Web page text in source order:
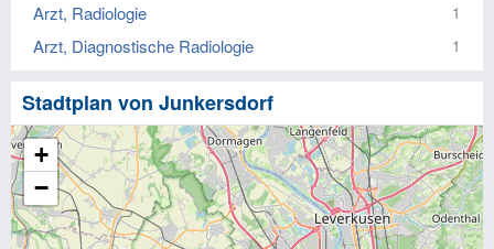
Arzt, Radiologie 1
Arzt, Diagnostische Radiologie 1
Stadtplan von Junkersdorf
+
−